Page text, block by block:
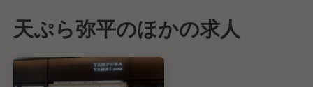
天ぷら弥平のほかの求人